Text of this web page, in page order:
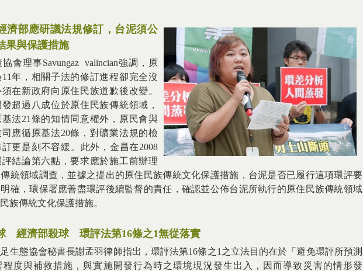
濟部應研議法規修訂，台泥須公
果與保護措施
會理事Savungaz valincian強調，原
年，相關子法的修訂進程卻完全沒
在新政府向原住民族道歉後改變。
超過八成位於原住民族傳統領域，
法21條的知情同意權外，原民會與
應循原基法20條，對礦業法規的檢
更是刻不容緩。此外，金昌在2008
結論第六點，要求應於施工前辦理
統領域調查，並據之提出的原住民族傳統文化保護措施，台泥是否已履行這項環評要
確，環保署應善盡環評後續監督的責任，確認並公佈台泥所執行的原住民族傳統領域
族傳統文化保護措施。
經濟部殺球 環評法第16條之1無從落實
生態協會秘書長謝孟羽律師指出，環評法第16條之1之立法目的在於「避免環評所預測
程度與補救措施，與實施開發行為時之環境現況發生出入，因而導致災害的情形發